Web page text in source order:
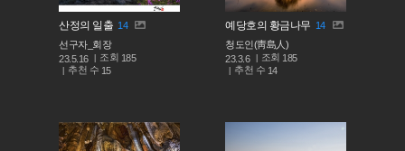
산정의 일출 14
선구자_회장
23.5.16
조회 185
추천 수 15
예당호의 황금나무 14
청도인(靑島人)
23.3.6
조회 185
추천 수 14